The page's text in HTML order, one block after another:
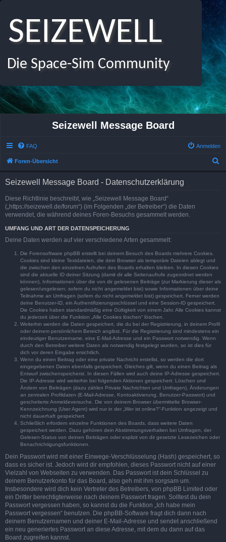
SEIZEWELL
Die Space-Sim Community
Seizewell Message Board
FAQ Anmelden
Foren-Übersicht
Seizewell Message Board - Datenschutzerklärung
Diese Richtlinie beschreibt, wie „Seizewell Message Board“
(„https://seizewell.de/forum“) (im Folgenden „der Betreiber“) die Daten
verwendet, die während deines Foren-Besuchs gesammelt werden.
UMFANG UND ART DER DATENSPEICHERUNG
Deine Daten werden auf vier verschiedene Arten gesammelt:
Die Forensoftware phpBB erstellt bei deinem Besuch des Boards mehrere Cookies.
Cookies sind kleine Textdateien, die dein Browser als temporäre Dateien ablegt und
die zwischen den einzelnen Aufrufen des Boards erhalten bleiben. In diesen Cookies
sind die aktuelle ID deiner Sitzung (damit dir alle Seitenaufrufe zugeordnet werden
können), Informationen über die von dir gelesenen Beiträge (zur Markierung dieser als
gelesen/ungelesen; sofern du nicht angemeldet bist) sowie Informationen über deine
Teilnahme an Umfragen (sofern du nicht angemeldet bist) gespeichert. Ferner werden
deine Benutzer-ID, ein Authentifizierungsschlüssel und eine Session-ID gespeichert.
Die Cookies haben standardmäßig eine Gültigkeit von einem Jahr. Alle Cookies kannst
du jederzeit über die Funktion „Alle Cookies löschen“ löschen.
Weiterhin werden die Daten gespeichert, die du bei der Registrierung, in deinem Profil
oder deinem persönlichem Bereich angibst. Für die Registrierung sind mindestens ein
eindeutiger Benutzername, eine E-Mail-Adresse und ein Passwort notwendig. Wenn
durch den Betreiber weitere Daten als notwendig festgelegt wurden, so ist dies für
dich vor deren Eingabe ersichtlich.
Wenn du einen Beitrag oder eine private Nachricht erstellst, so werden die dort
eingegebenen Daten ebenfalls gespeichert. Gleiches gilt, wenn du einen Beitrag als
Entwurf zwischenspeicherst. In diesen Fällen wird auch deine IP-Adresse gespeichert.
Die IP-Adresse wird weiterhin bei folgenden Aktionen gespeichert: Löschen und
Ändern von Beiträgen (dazu zählen Private Nachrichten und Umfragen), Änderungen
an zentralen Profildaten (E-Mail-Adresse, Kontoaktivierung, Benutzer-Passwort) und
gescheiterte Anmeldeversuche. Die von deinem Browser übermittelte Browser-
Kennzeichnung (User Agent) wird nur in der „Wer ist online?“-Funktion angezeigt und
nicht dauerhaft gespeichert.
Schließlich erfordern einzelne Funktionen des Boards, dass weitere Daten
gespeichert werden. Dazu gehören dein Abstimmungsverhalten bei Umfragen, der
Gelesen-Status von deinen Beiträgen oder explizit von dir gesetzte Lesezeichen oder
Benachrichtigungsfunktionen.
Dein Passwort wird mit einer Einwege-Verschlüsselung (Hash) gespeichert, so
dass es sicher ist. Jedoch wird dir empfohlen, dieses Passwort nicht auf einer
Vielzahl von Webseiten zu verwenden. Das Passwort ist dein Schlüssel zu
deinem Benutzerkonto für das Board, also geh mit ihm sorgsam um.
Insbesondere wird dich kein Vertreter des Betreibers, von phpBB Limited oder
ein Dritter berechtigterweise nach deinem Passwort fragen. Solltest du dein
Passwort vergessen haben, so kannst du die Funktion „Ich habe mein
Passwort vergessen“ benutzen. Die phpBB-Software fragt dich dann nach
deinem Benutzernamen und deiner E-Mail-Adresse und sendet anschließend
ein neu generiertes Passwort an diese Adresse, mit dem du dann auf das
Board zugreifen kannst.